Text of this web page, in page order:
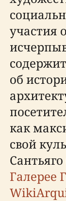
участия
об
как
свой
Сантьяго
Галерее